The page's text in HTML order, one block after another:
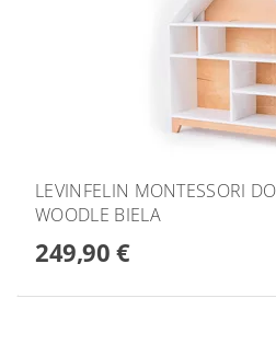
LEVINFELIN MONTESSORI
WOODLE BIELA
249,90 €